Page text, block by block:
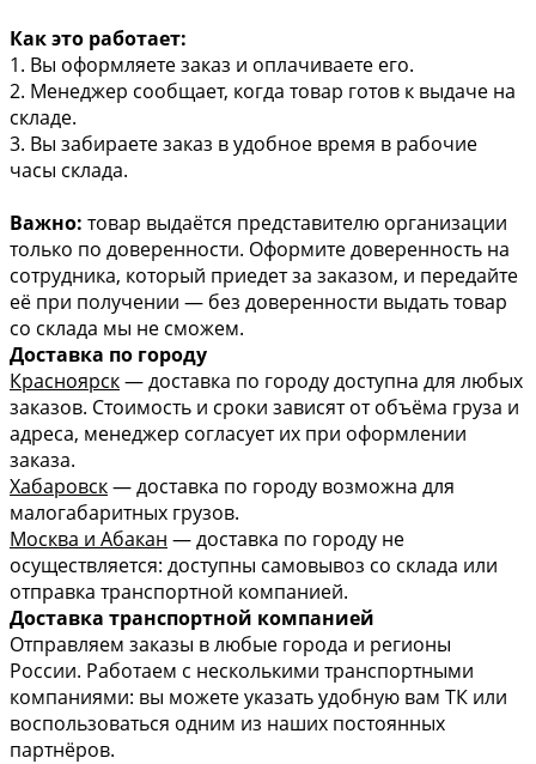
Как это работает:
1. Вы оформляете заказ и оплачиваете его.
2. Менеджер сообщает, когда товар готов к выдаче на
складе.
3. Вы забираете заказ в удобное время в рабочие
часы склада.
Важно: товар выдаётся представителю организации
только по доверенности. Оформите доверенность на
сотрудника, который приедет за заказом, и передайте
её при получении — без доверенности выдать товар
со склада мы не сможем.
Доставка по городу
Красноярск— доставка по городу доступна для любых
заказов. Стоимость и сроки зависят от объёма груза и
адреса, менеджер согласует их при оформлении
заказа.
Хабаровск— доставка по городу возможна для
малогабаритных грузов.
Москва и Абакан — доставка по городу не
осуществляется: доступны самовывоз со склада или
отправка транспортной компанией.
Доставка транспортной компанией
Отправляем заказы в любые города и регионы
России. Работаем с несколькими транспортными
компаниями: вы можете указать удобную вам ТК или
воспользоваться одним из наших постоянных
партнёров.